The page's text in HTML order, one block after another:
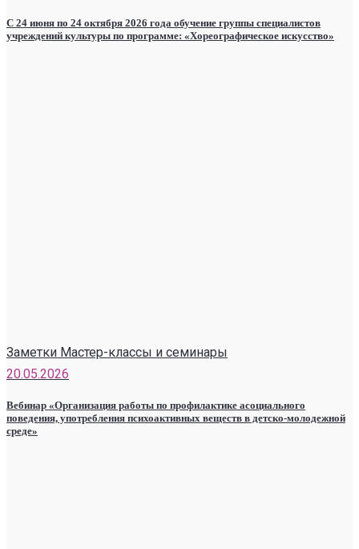
С 24 июня по 24 октября 2026 года обучение группы специалистов
учреждений культуры по программе: «Хореографическое искусство»
Заметки Мастер-классы и семинары
20.05.2026
Вебинар «Организация работы по профилактике асоциального
поведения, употребления психоактивных веществ в детско-молодежной
среде»